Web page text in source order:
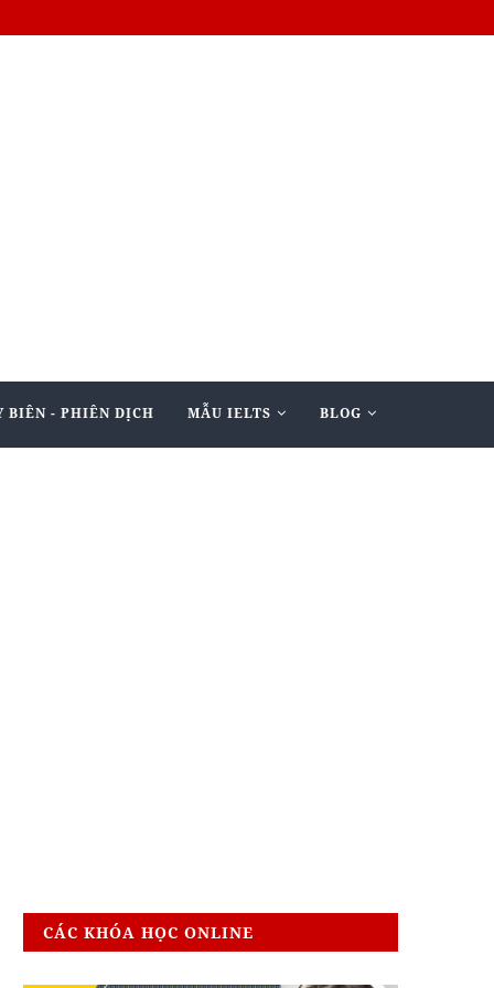
BIÊN - PHIÊN DỊCH MẪU IELTS BLOG
CÁC KHÓA HỌC ONLINE